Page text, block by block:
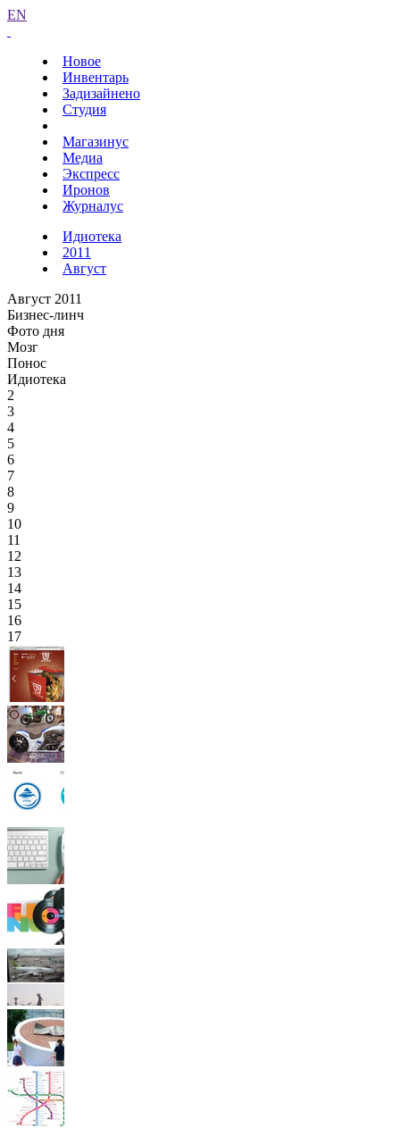
EN
Новое
Инвентарь
Задизайнено
Студия
Магазинус
Медиа
Экспресс
Иронов
Журналус
Идиотека
2011
Август
Август 2011
Бизнес-линч
Фото дня
Мозг
Понос
Идиотека
2
3
4
5
6
7
8
9
10
11
12
13
14
15
16
17